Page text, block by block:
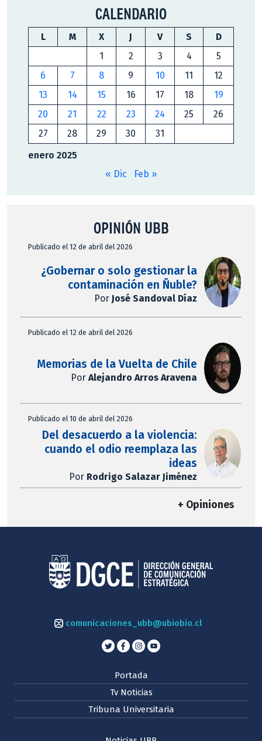
CALENDARIO
enero 2025
L M X J V S
D
1
2 3 4
5
6
7 8 9 10 11
12
13
14 15 16 17 18
19
20
21 22 23 24 25
26
27
28 29 30 31
« Dic Feb »
OPINIÓN UBB
Publicado el 12 de abril del 2026
¿Gobernar o solo gestionar la
contaminación en Ñuble?
Por José Sandoval Díaz
Publicado el 12 de abril del 2026
Memorias de la Vuelta de Chile
PorAlejandro Arros Aravena
Publicado el 10 de abril del 2026
Del desacuerdo a la violencia:
cuando el odio reemplaza las
ideas
Por Rodrigo Salazar Jiménez
+ Opiniones
comunicaciones_ubb@ubiobio.cl
Portada
Tv Noticias
Tribuna Universitaria